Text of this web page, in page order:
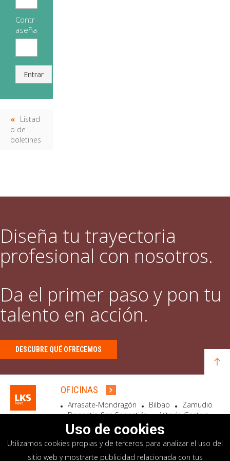
Contr
aseña
Entrar
Listad
o de
boletines
Diseña tu trayectoria
profesional con nosotros.
Da el primer paso y pon tu
talento en acción.
DESCUBRE QUÉ OFRECEMOS
OFICINAS
Arrasate-Mondragón Bilbao
Zamudio
Donostia-San Sebastián
Vitoria-Gasteiz
Madrid
El Astillero Bidart
SEDE SOCIAL
Uso de cookies
Utilizamos cookies propias y de terceros para analizar el uso del
sitio web y mostrarte publicidad relacionada con tus